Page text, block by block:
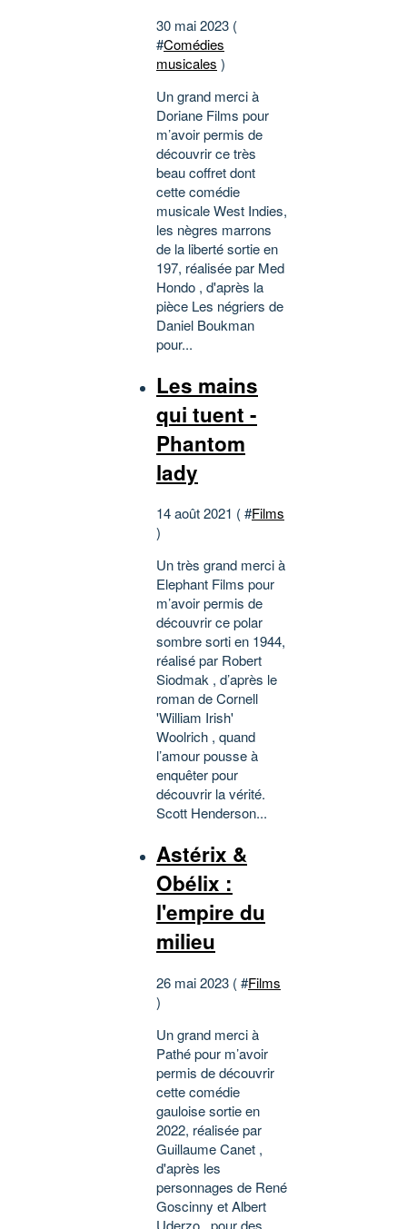
30 mai 2023 (
#Comédies
musicales )
Un grand merci à
Doriane Films pour
m’avoir permis de
découvrir ce très
beau coffret dont
cette comédie
musicale West Indies,
les nègres marrons
de la liberté sortie en
197, réalisée par Med
Hondo , d'après la
pièce Les négriers de
Daniel Boukman
pour...
Les mains
qui tuent -
Phantom
lady
14 août 2021 ( #Films
)
Un très grand merci à
Elephant Films pour
m’avoir permis de
découvrir ce polar
sombre sorti en 1944,
réalisé par Robert
Siodmak , d’après le
roman de Cornell
'William Irish'
Woolrich , quand
l’amour pousse à
enquêter pour
découvrir la vérité.
Scott Henderson...
Astérix &
Obélix :
l'empire du
milieu
26 mai 2023 ( #Films
)
Un grand merci à
Pathé pour m’avoir
permis de découvrir
cette comédie
gauloise sortie en
2022, réalisée par
Guillaume Canet ,
d'après les
personnages de René
Goscinny et Albert
Uderzo , pour des